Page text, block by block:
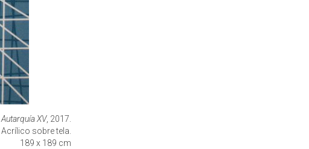
Autarquía XV, 2017.
Acrílico sobre tela.
189 x 189 cm